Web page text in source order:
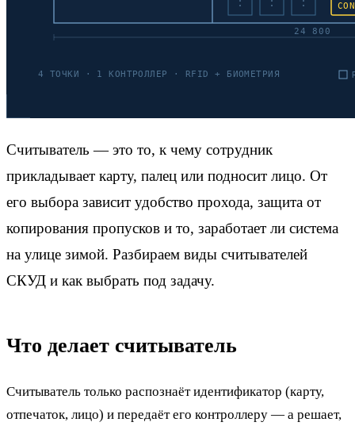
Считыватель — это то, к чему сотрудник
прикладывает карту, палец или подносит лицо. От
его выбора зависит удобство прохода, защита от
копирования пропусков и то, заработает ли система
на улице зимой. Разбираем виды считывателей
СКУД и как выбрать под задачу.
Что делает считыватель
Считыватель только распознаёт идентификатор (карту,
отпечаток, лицо) и передаёт его контроллеру — а решает,